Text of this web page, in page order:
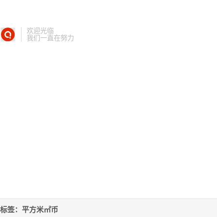
欢迎光临
我们一直在努力
标签：平方米㎡币